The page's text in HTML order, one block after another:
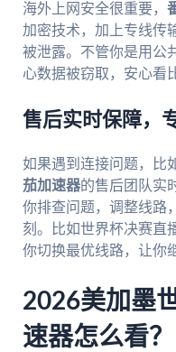
海外上网安全很重要，
加密技术，加上专线传
被泄露。不管你是用公
心数据被窃取，安心看
售后实时保障，
如果遇到连接问题，比
茄加速器的售后团队实
你排查问题，调整线路
刻。比如世界杯决赛直
你切换最优线路，让你
2026美加墨
速器怎么看？